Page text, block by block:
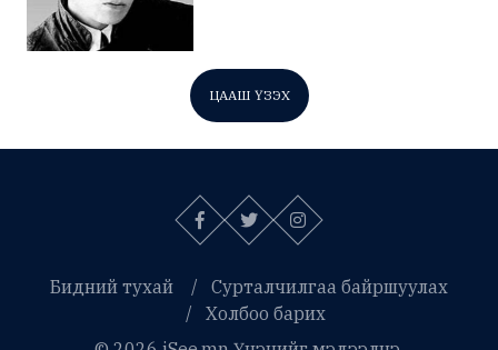
ЦААШ ҮЗЭХ
Бидний тухай
Сурталчилгаа байршуулах
Холбоо барих